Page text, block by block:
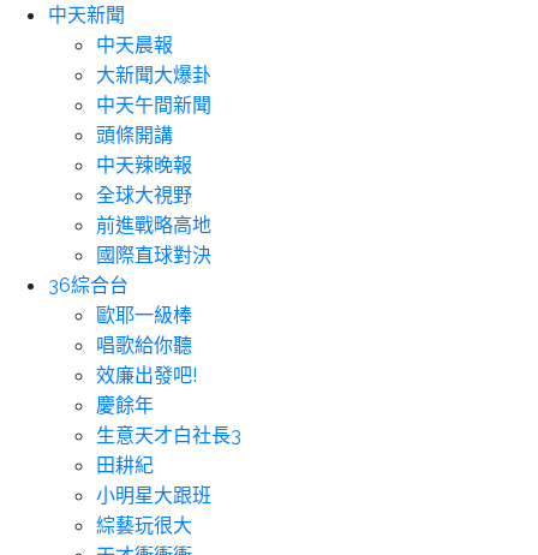
中天新聞
中天晨報
大新聞大爆卦
中天午間新聞
頭條開講
中天辣晚報
全球大視野
前進戰略高地
國際直球對決
36綜合台
歐耶一級棒
唱歌給你聽
效廉出發吧!
慶餘年
生意天才白社長3
田耕紀
小明星大跟班
綜藝玩很大